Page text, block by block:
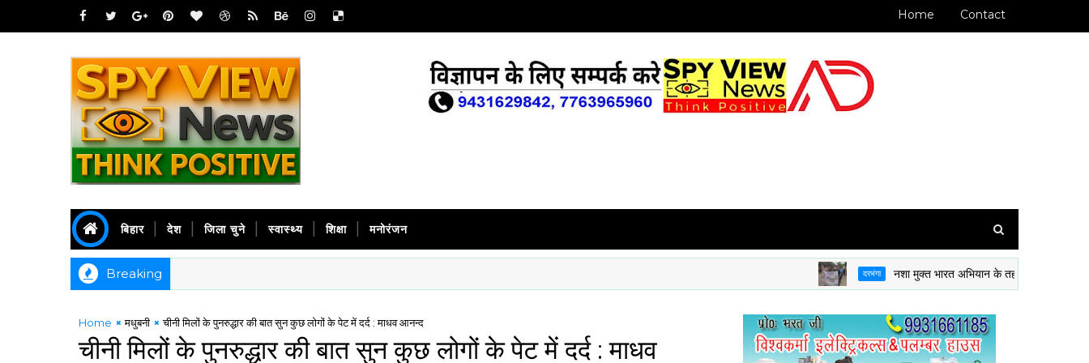
Home Contact
बिहार देश जिला चुने स्वास्थ्य शिक्षा मनोरंजन
Breaking दरभंगा नशा मुक्त भारत अभियान के तहत 8 BH BN NCC
Home मधुबनी चीनी मिलों के पुनरुद्धार की बात सुन कुछ लोगों के पेट में दर्द : माधव आनन्द
चीनी मिलों के पुनरुद्धार की बात सुन कुछ लोगों के पेट में दर्द : माधव